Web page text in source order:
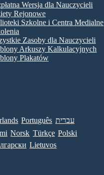
Wersja dla Nauczycieli
Rejonowe
Szkolne i Centra Medialne
Zasoby dla Nauczycieli
Arkuszy Kalkulacyjnych
Plakatów
Português עברית
Norsk Türkçe Polski
Lietuvos